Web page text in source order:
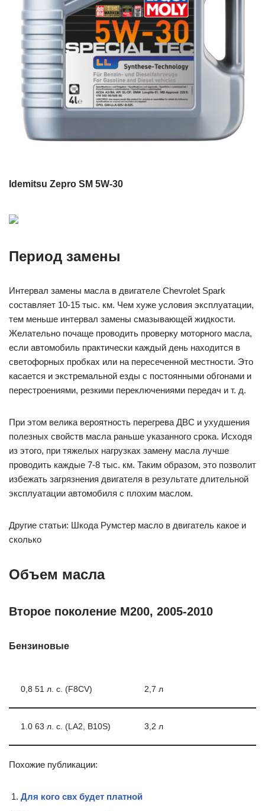
Idemitsu Zepro SM 5W-30
Период замены
Интервал замены масла в двигателе Chevrolet Spark
составляет 10-15 тыс. км. Чем хуже условия эксплуатации,
тем меньше интервал замены смазывающей жидкости.
Желательно почаще проводить проверку моторного масла,
если автомобиль практически каждый день находится в
светофорных пробках или на пересеченной местности. Это
касается и экстремальной езды с постоянными обгонами и
перестроениями, резкими переключениями передач и т. д.
При этом велика вероятность перегрева ДВС и ухудшения
полезных свойств масла раньше указанного срока. Исходя
из этого, при тяжелых нагрузках замену масла лучше
проводить каждые 7-8 тыс. км. Таким образом, это позволит
избежать загрязнения двигателя в результате длительной
эксплуатации автомобиля с плохим маслом.
Другие статьи: Шкода Румстер масло в двигатель какое и
сколько
Объем масла
Второе поколение М200, 2005-2010
Бензиновые
0,8 51 л. с. (F8CV) 2,7 л
1.0 63 л. с. (LA2, B10S) 3,2 л
Похожие публикации:
Для кого свх будет платной